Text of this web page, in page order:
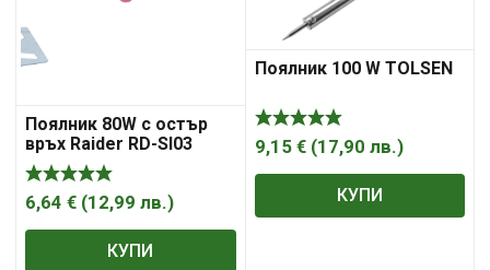
Поялник 80W с остър
връх Raider RD-SI03
6,64 € (12,99 лв.)
КУПИ
Поялник 100 W TOLSEN
9,15 € (17,90 лв.)
КУПИ